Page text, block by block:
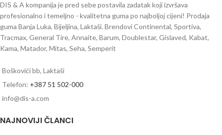
DIS & A kompanija je pred sebe postavila zadatak koji izvršava
profesionalno i temeljno - kvalitetna guma po najboljoj cijeni! Prodaja
guma Banja Luka, Bijeljina, Laktaši. Brendovi Continental, Sportiva,
Tracmax, General Tire, Annaite, Barum, Doublestar, Gislaved, Kabat,
Kama, Matador, Mitas, Seha, Semperit
Boškovići bb, Laktaši
Telefon: +387 51 502-000
info@dis-a.com
NAJNOVIJI ČLANCI